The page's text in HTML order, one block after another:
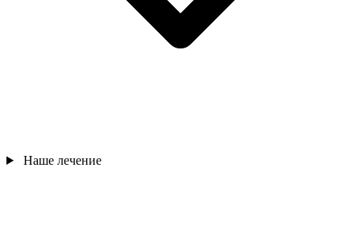
Наше лечение